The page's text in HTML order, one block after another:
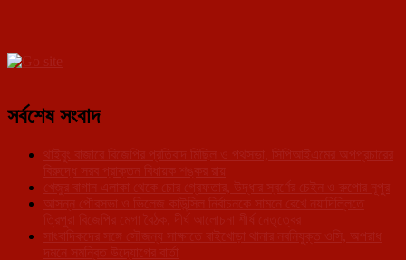
সর্বশেষ সংবাদ
থাইবুং বাজারে বিজেপির প্রতিবাদ মিছিল ও পথসভা, সিপিআইএমের অপপ্রচারের
বিরুদ্ধে সরব প্রাক্তন বিধায়ক শঙ্কর রায়
খেজুর বাগান এলাকা থেকে চোর গ্রেফতার, উদ্ধার স্বর্ণের চেইন ও রুপোর নূপুর
আসন্ন পৌরসভা ও ভিলেজ কাউন্সিল নির্বাচনকে সামনে রেখে নয়াদিল্লিতে
ত্রিপুরা বিজেপির মেগা বৈঠক, দীর্ঘ আলোচনা শীর্ষ নেতৃত্বের
সাংবাদিকদের সঙ্গে সৌজন্য সাক্ষাতে বাইখোড়া থানার নবনিযুক্ত ওসি, অপরাধ
দমনে সমন্বিত উদ্যোগের বার্তা